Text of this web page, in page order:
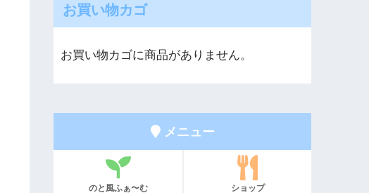
お買い物カゴ
お買い物カゴに商品がありません。
メニュー
のと風ふぁ〜む ショップ